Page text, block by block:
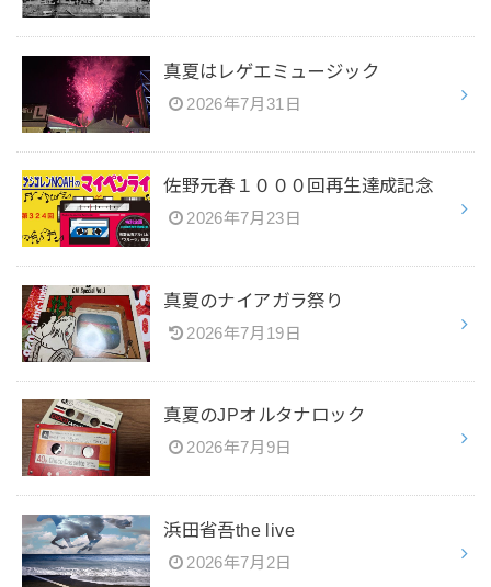
真夏はレゲエミュージック
2026年7月31日
佐野元春１０００回再生達成記念
2026年7月23日
真夏のナイアガラ祭り
2026年7月19日
真夏のJPオルタナロック
2026年7月9日
浜田省吾the live
2026年7月2日